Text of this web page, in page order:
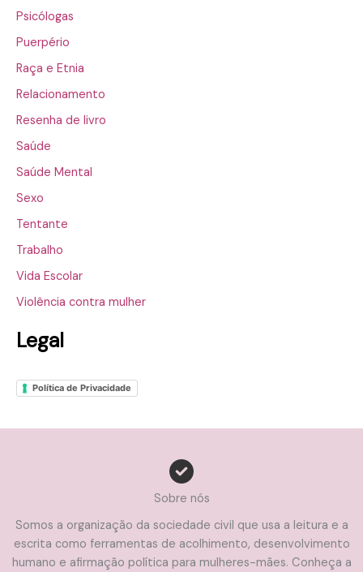
Psicólogas
Puerpério
Raça e Etnia
Relacionamento
Resenha de livro
Saúde
Saúde Mental
Sexo
Tentante
Trabalho
Vida Escolar
Violência contra mulher
Legal
Política de Privacidade
Sobre nós
Somos a organização da sociedade civil que usa a leitura e a
escrita como ferramentas de acolhimento, desenvolvimento
humano e afirmação política para mulheres-mães. Conheça a